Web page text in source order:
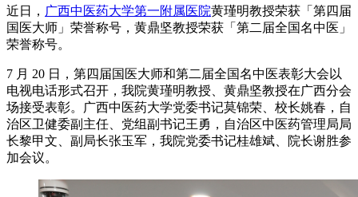
近日， 广西中医药大学第一附属医院黄瑾明教授荣获「第四届
国医大师」荣誉称号，黄鼎坚教授荣获「第二届全国名中医」
荣誉称号。
7 月 20 日，第四届国医大师和第二届全国名中医表彰大会以
电视电话形式召开，我院黄瑾明教授、黄鼎坚教授在广西分会
场接受表彰。广西中医药大学党委书记莫锦荣、校长姚春，自
治区卫健委副主任、党组副书记王勇，自治区中医药管理局局
长黎甲文、副局长张玉军，我院党委书记桂雄斌、院长谢胜参
加会议。